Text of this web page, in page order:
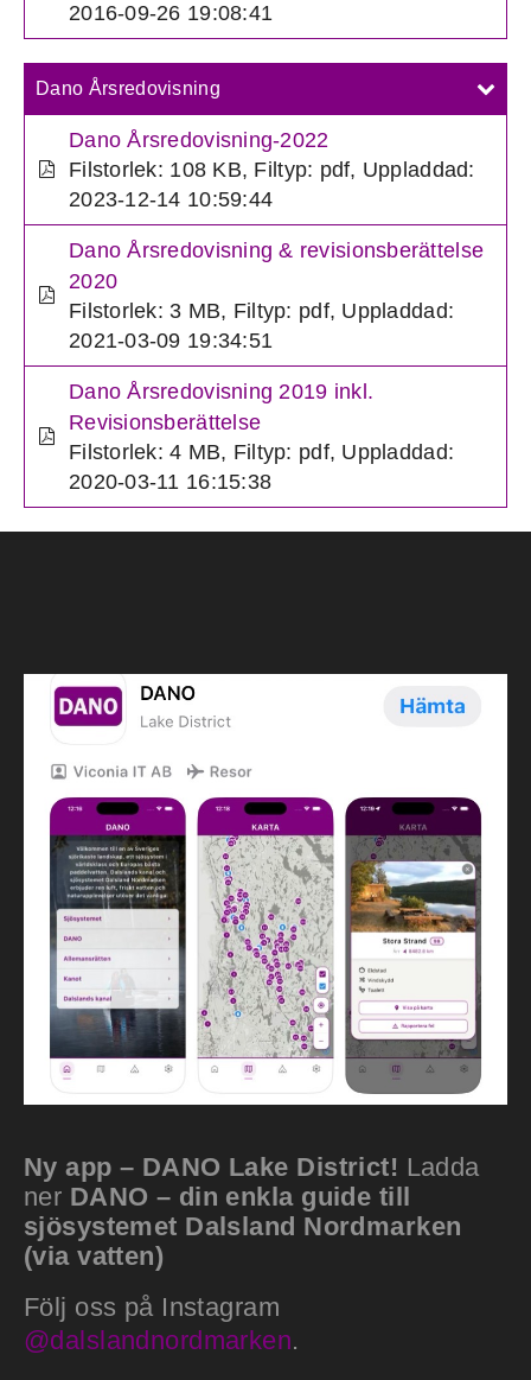
2016-09-26 19:08:41
Dano Årsredovisning
Dano Årsredovisning-2022
Filstorlek: 108 KB, Filtyp: pdf, Uppladdad:
2023-12-14 10:59:44
Dano Årsredovisning & revisionsberättelse
2020
Filstorlek: 3 MB, Filtyp: pdf, Uppladdad:
2021-03-09 19:34:51
Dano Årsredovisning 2019 inkl.
Revisionsberättelse
Filstorlek: 4 MB, Filtyp: pdf, Uppladdad:
2020-03-11 16:15:38
Ny app – DANO Lake District! Ladda
ner DANO – din enkla guide till
sjösystemet Dalsland Nordmarken
(via vatten)
Följ oss på Instagram
@dalslandnordmarken.